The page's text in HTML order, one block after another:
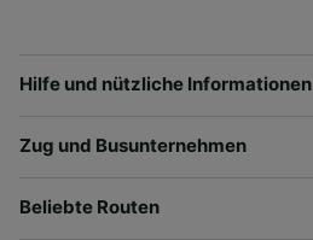
Hilfe und nützliche Informationen
Zug und Busunternehmen
Beliebte Routen